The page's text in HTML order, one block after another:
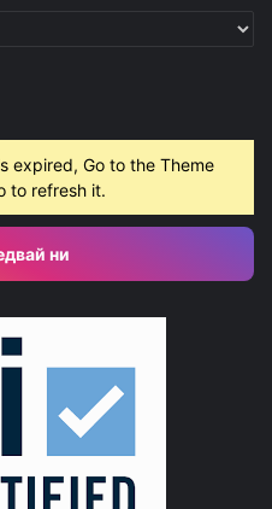
expired, Go to the Theme
to refresh it.
ни